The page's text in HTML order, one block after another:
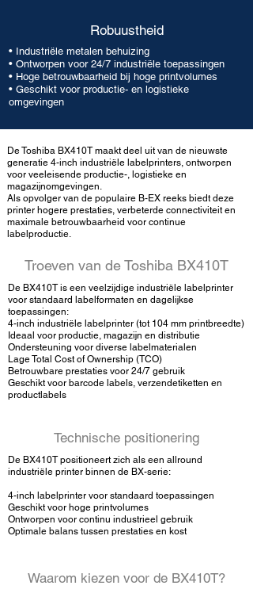
Robuustheid
• Industriële metalen behuizing
• Ontworpen voor 24/7 industriële toepassingen
• Hoge betrouwbaarheid bij hoge printvolumes
• Geschikt voor productie- en logistieke
omgevingen
De Toshiba BX410T maakt deel uit van de nieuwste
generatie 4-inch industriële labelprinters, ontworpen
voor veeleisende productie-, logistieke en
magazijnomgevingen.
Als opvolger van de populaire B-EX reeks biedt deze
printer hogere prestaties, verbeterde connectiviteit en
maximale betrouwbaarheid voor continue
labelproductie.
Troeven van de Toshiba BX410T
De BX410T is een veelzijdige industriële labelprinter
voor standaard labelformaten en dagelijkse
toepassingen:
4-inch industriële labelprinter (tot 104 mm printbreedte)
Ideaal voor productie, magazijn en distributie
Ondersteuning voor diverse labelmaterialen
Lage Total Cost of Ownership (TCO)
Betrouwbare prestaties voor 24/7 gebruik
Geschikt voor barcode labels, verzendetiketten en
productlabels
Technische positionering
De BX410T positioneert zich als een allround
industriële printer binnen de BX-serie:​
4-inch labelprinter voor standaard toepassingen
Geschikt voor hoge printvolumes
Ontworpen voor continu industrieel gebruik
Optimale balans tussen prestaties en kost
Waarom kiezen voor de BX410T?